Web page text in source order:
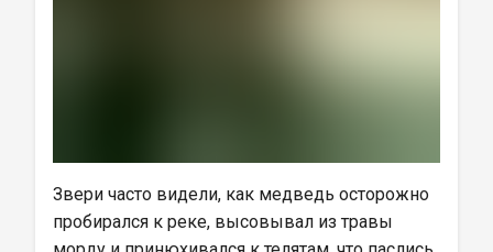
Звери часто видели, как медведь осторожно
пробирался к реке, высовывал из травы